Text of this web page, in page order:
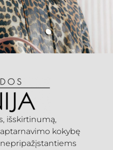
išskirtinumą,
kokybę